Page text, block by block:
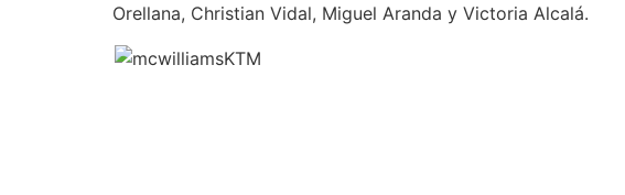
Orellana, Christian Vidal, Miguel Aranda y Victoria Alcalá.